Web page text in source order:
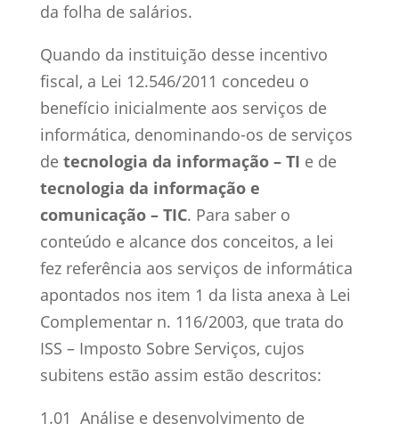
da folha de salários.
Quando da instituição desse incentivo
fiscal, a Lei 12.546/2011 concedeu o
benefício inicialmente aos serviços de
informática, denominando-os de serviços
de tecnologia da informação – TI e de
tecnologia da informação e
comunicação – TIC. Para saber o
conteúdo e alcance dos conceitos, a lei
fez referência aos serviços de informática
apontados nos item 1 da lista anexa à Lei
Complementar n. 116/2003, que trata do
ISS – Imposto Sobre Serviços, cujos
subitens estão assim estão descritos:
1.01 Análise e desenvolvimento de